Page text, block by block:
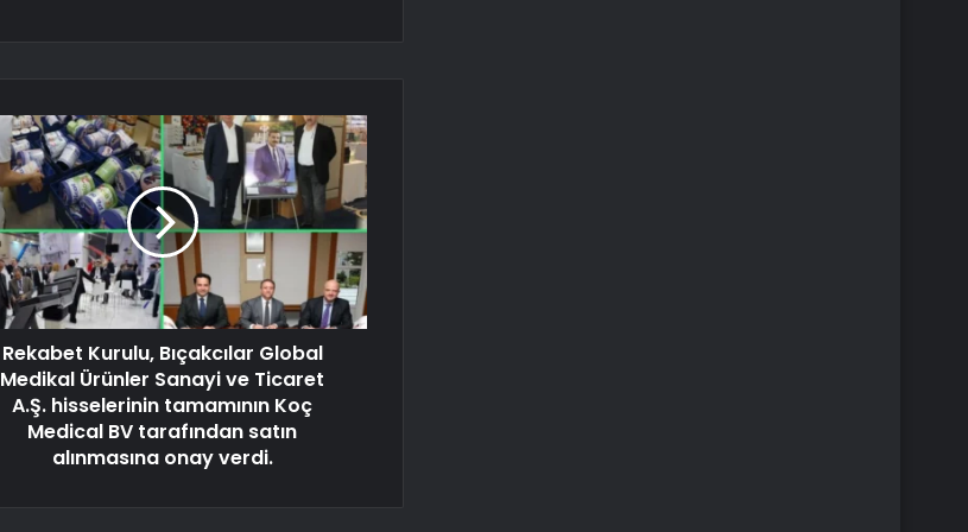
Rekabet Kurulu, Bıçakcılar Global
Medikal Ürünler Sanayi ve Ticaret
A.Ş. hisselerinin tamamının Koç
Medical BV tarafından satın
alınmasına onay verdi.